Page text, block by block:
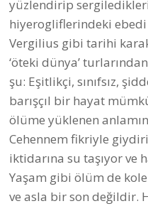
hiyerogliflerindeki ebedi
Vergilius gibi tarihi
‘öteki dünya’
şu: Eşitlikçi, sınıfsız,
barışçıl bir hayat
ölüme yüklenen
Cehennem fikriyle
iktidarına su taşıyor ve
Yaşam gibi ölüm de
ve asla bir son değildir.
yükselir, bir döngü